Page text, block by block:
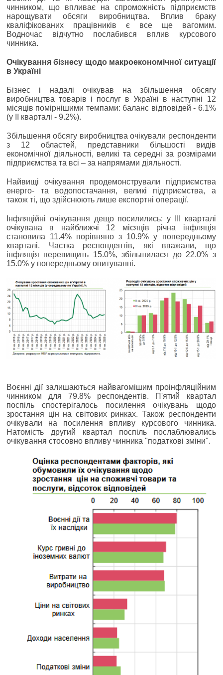
чинником, що впливає на спроможність підприємств
нарощувати обсяги виробництва. Вплив браку
кваліфікованих працівників є все ще вагомим.
Водночас відчутно послабився вплив курсового
чинника.
Очікування бізнесу щодо макроекономічної ситуації
в Україні
Бізнес і надалі очікував на збільшення обсягу
виробництва товарів і послуг в Україні в наступні 12
місяців помірнішими темпами: баланс відповідей - 6.1%
(у ІІ кварталі - 9.2%).
Збільшення обсягу виробництва очікували респонденти
з 12 областей, представники більшості видів
економічної діяльності, великі та середні за розмірами
підприємства та всі ‒ за напрямами діяльності.
Найвищі очікування продемонстрували підприємства
енерго- та водопостачання, великі підприємства, а
також ті, що здійснюють лише експортні операції.
Інфляційні очікування дещо посилились: у ІІІ кварталі
очікувана в найближчі 12 місяців річна інфляція
становила 11.4% порівняно з 10.9% у попередньому
кварталі. Частка респондентів, які вважали, що
інфляція перевищить 15.0%, збільшилася до 22.0% з
15.0% у попередньому опитуванні.
Воєнні дії залишаються найвагомішим проінфляційним
чинником для 79.8% респондентів. П'ятий квартал
поспіль спостерігалось посилення очікувань щодо
зростання цін на світових ринках. Також респонденти
очікували на посилення впливу курсового чинника.
Натомість другий квартал поспіль послаблювались
очікування стосовно впливу чинника "податкові зміни".